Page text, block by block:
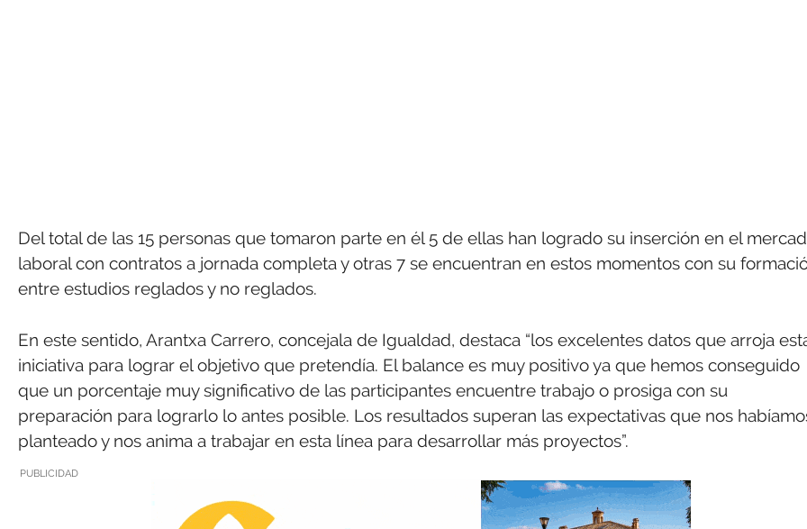
Del total de las 15 personas que tomaron parte en él 5 de ellas han logrado su inserción en el
laboral con contratos a jornada completa y otras 7 se encuentran en estos momentos con su
entre estudios reglados y no reglados.
En este sentido, Arantxa Carrero, concejala de Igualdad, destaca “los excelentes datos que arroja
iniciativa para lograr el objetivo que pretendía. El balance es muy positivo ya que hemos conseguido
que un porcentaje muy significativo de las participantes encuentre trabajo o prosiga con su
preparación para lograrlo lo antes posible. Los resultados superan las expectativas que nos
planteado y nos anima a trabajar en esta línea para desarrollar más proyectos”.
PUBLICIDAD